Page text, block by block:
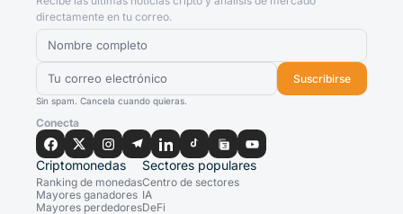
directamente en tu correo.
Suscribirse
Sin spam. Cancela cuando quieras.
Conecta
Criptomonedas
Ranking de monedas
Mayores ganadores
Mayores perdedores
Sectores populares
Centro de sectores
IA
DeFi